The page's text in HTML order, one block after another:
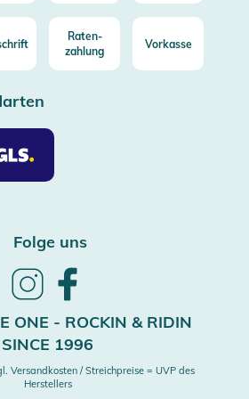
Raten-
zahlung
Vorkasse
Folge uns
Follow
InstagramFacebook
ONE - ROCKIN & RIDIN
SINCE 1996
Versandkosten / Streichpreise = UVP des
Herstellers